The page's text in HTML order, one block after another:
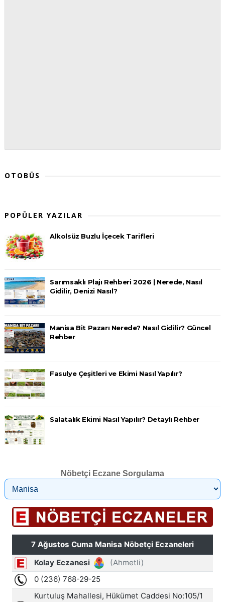
OTOBÜS
POPÜLER YAZILAR
Alkolsüz Buzlu İçecek Tarifleri
Sarımsaklı Plajı Rehberi 2026 | Nerede, Nasıl
Gidilir, Denizi Nasıl?
Manisa Bit Pazarı Nerede? Nasıl Gidilir? Güncel
Rehber
Fasulye Çeşitleri ve Ekimi Nasıl Yapılır?
Salatalık Ekimi Nasıl Yapılır? Detaylı Rehber
Nöbetçi Eczane Sorgulama